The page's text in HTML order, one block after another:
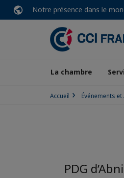
Notre présence dans le
La chambre
Accueil Événements
PDG